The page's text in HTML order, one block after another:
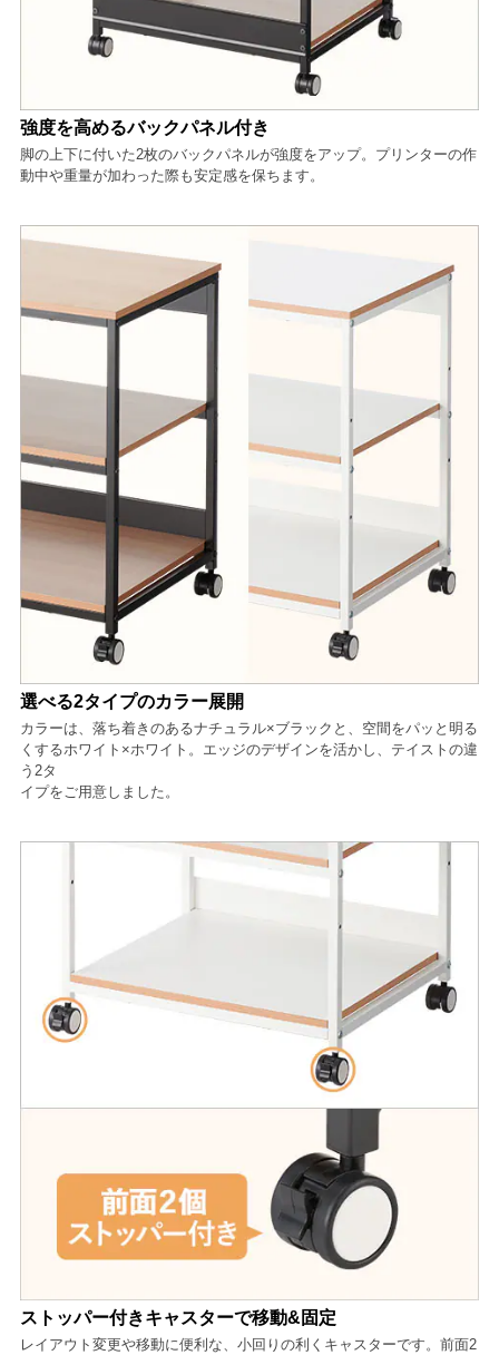
強度を高めるバックパネル付き
脚の上下に付いた2枚のバックパネルが強度をアップ。プリンターの作
動中や重量が加わった際も安定感を保ちます。
選べる2タイプのカラー展開
カラーは、落ち着きのあるナチュラル×ブラックと、空間をパッと明る
くするホワイト×ホワイト。エッジのデザインを活かし、テイストの違
う2タ
イプをご用意しました。
ストッパー付きキャスターで移動&固定
レイアウト変更や移動に便利な、小回りの利くキャスターです。前面2